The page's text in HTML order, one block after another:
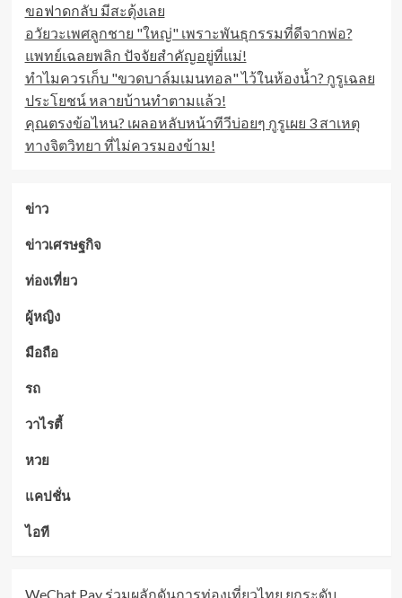
เต็ม
ขอฟาดกลับ มีสะดุ้งเลย
อวัยวะเพศลูกชาย "ใหญ่" เพราะพันธุกรรมที่ดีจากพ่อ?
แพทย์เฉลยพลิก ปัจจัยสำคัญอยู่ที่แม่!
ทำไมควรเก็บ "ขวดบาล์มเมนทอล" ไว้ในห้องน้ำ? กูรูเฉลย
ประโยชน์ หลายบ้านทำตามแล้ว!
คุณตรงข้อไหน? เผลอหลับหน้าทีวีบ่อยๆ กูรูเผย 3 สาเหตุ
ทางจิตวิทยา ที่ไม่ควรมองข้าม!
ข่าว
ข่าวเศรษฐกิจ
ท่องเที่ยว
ผู้หญิง
มือถือ
รถ
วาไรตี้
หวย
แคปชั่น
ไอที
WeChat Pay ร่วมผลักดันการท่องเที่ยวไทย ยกระดับ